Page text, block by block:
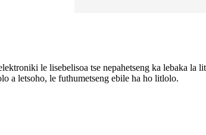
le lisebelisoa tse nepahetseng ka lebaka la
a letsoho, le futhumetseng ebile ha ho litlolo.